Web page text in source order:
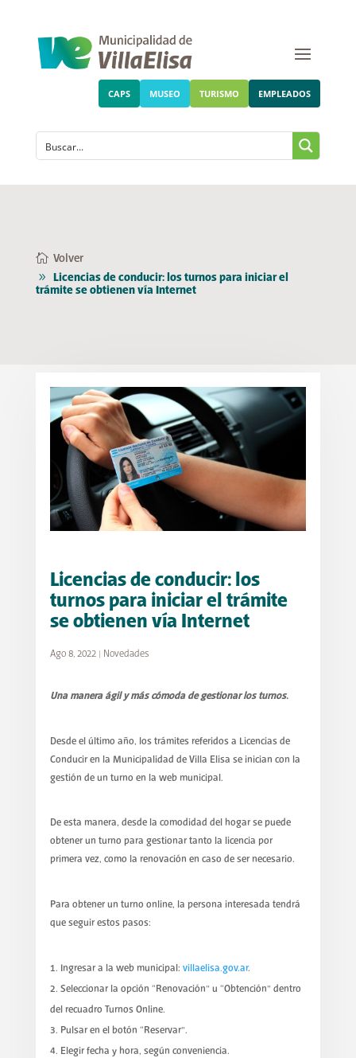
CAPS MUSEO TURISMO EMPLEADOS
Volver
Licencias de conducir: los turnos para iniciar el
trámite se obtienen vía Internet
Licencias de conducir: los
turnos para iniciar el trámite
se obtienen vía Internet
Ago 8, 2022| Novedades
Una manera ágil y más cómoda de gestionar los turnos.
Desde el último año, los trámites referidos a Licencias de
Conducir en la Municipalidad de Villa Elisa se inician con la
gestión de un turno en la web municipal.
De esta manera, desde la comodidad del hogar se puede
obtener un turno para gestionar tanto la licencia por
primera vez, como la renovación en caso de ser necesario.
Para obtener un turno online, la persona interesada tendrá
que seguir estos pasos:
Ingresar a la web municipal: villaelisa.gov.ar.
Seleccionar la opción “Renovación” u “Obtención” dentro
del recuadro Turnos Online.
Pulsar en el botón “Reservar”.
Elegir fecha y hora, según conveniencia.